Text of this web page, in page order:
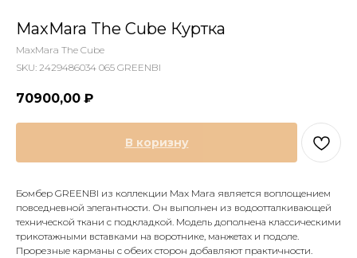
MaxMara The Cube Куртка
MaxMara The Cube
SKU: 2429486034 065 GREENBI
70900,00 ₽
В коризну
Бомбер GREENBI из коллекции Max Mara является воплощением
повседневной элегантности. Он выполнен из водоотталкивающей
технической ткани с подкладкой. Модель дополнена классическими
трикотажными вставками на воротнике, манжетах и подоле.
Прорезные карманы с обеих сторон добавляют практичности.